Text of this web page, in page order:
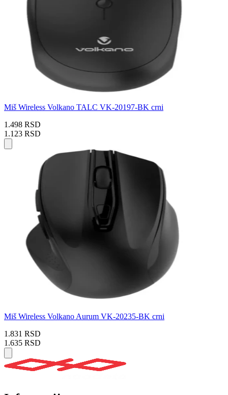
Miš Wireless Volkano TALC VK-20197-BK crni
1.498 RSD
1.123 RSD
Miš Wireless Volkano Aurum VK-20235-BK crni
1.831 RSD
1.635 RSD